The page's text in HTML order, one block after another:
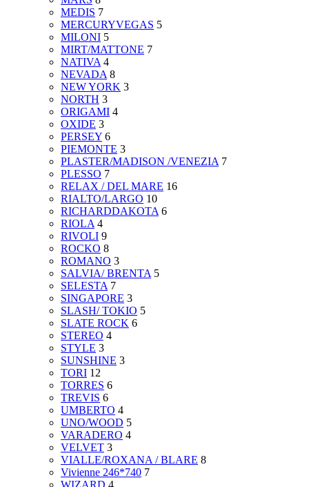
MEDIS 7
MERCURYVEGAS 5
MILONI 5
MIRT/MATTONE 7
NATIVA 4
NEVADA 8
NEW YORK 3
NORTH 3
ORIGAMI 4
OXIDE 3
PERSEY 6
PIEMONTE 3
PLASTER/MADISON /VENEZIA 7
PLESSO 7
RELAX / DEL MARE 16
RIALTO/LARGO 10
RICHARDDAKOTA 6
RIOLA 4
RIVOLI 9
ROCKO 8
ROMANO 3
SALVIA/ BRENTA 5
SELESTA 7
SINGAPORE 3
SLASH/ TOKIO 5
SLATE ROCK 6
STEREO 4
STYLE 3
SUNSHINE 3
TORI 12
TORRES 6
TREVIS 6
UMBERTO 4
UNO/WOOD 5
VARADERO 4
VELVET 3
VIALLE/ROXANA / BLARE 8
Vivienne 246*740 7
WIZARD 4